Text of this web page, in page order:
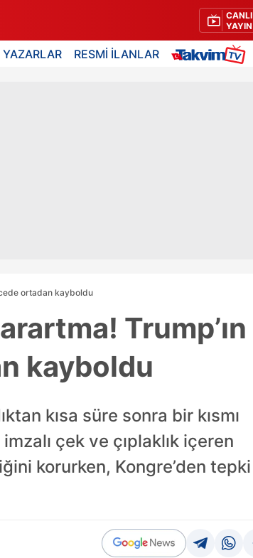
CANLI
YAYIN
YAZARLAR RESMİ İLANLAR
ortadan kayboldu
Trump’ın
kayboldu
kısa süre sonra bir kısmı
çek ve çıplaklık içeren
korurken, Kongre’den tepki